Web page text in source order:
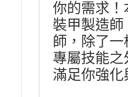
你的需求
裝甲製造
師，除了
專屬技能
滿足你強